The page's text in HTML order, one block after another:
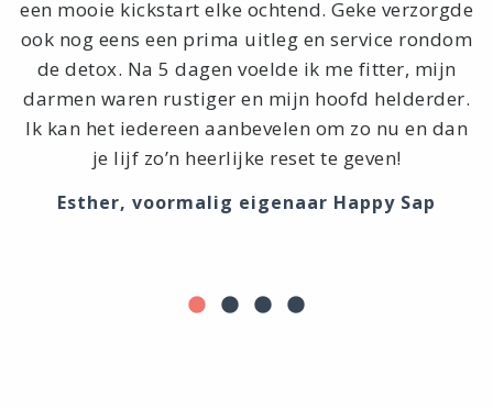
een mooie kickstart elke ochtend. Geke verzorgde
ook nog eens een prima uitleg en service rondom
de detox. Na 5 dagen voelde ik me fitter, mijn
darmen waren rustiger en mijn hoofd helderder.
Ik kan het iedereen aanbevelen om zo nu en dan
je lijf zo’n heerlijke reset te geven!
Esther, voormalig eigenaar Happy Sap